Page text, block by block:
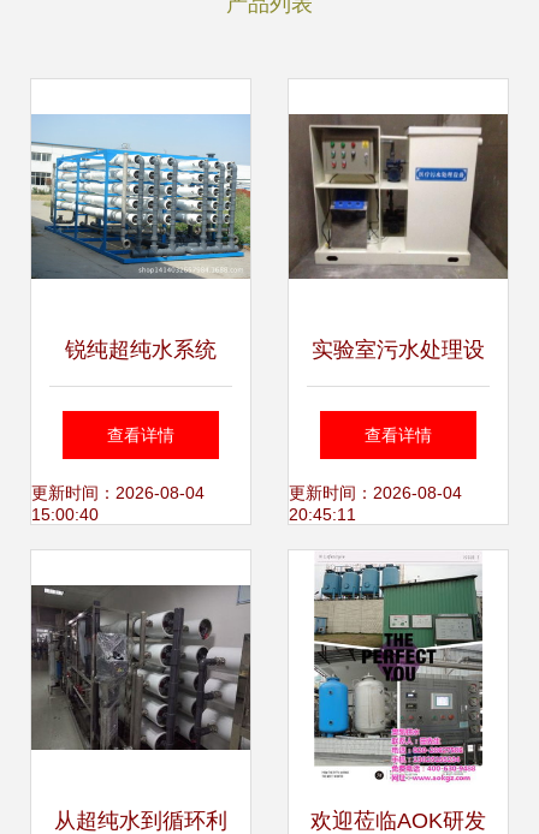
锐纯超纯水系统
RCEDI-5000超纯
水 超纯水装置供应
查看详情
更新时间：2026-08-04
15:00:40
实验室污水处理设
备全面解析与新型
研发成果
查看详情
更新时间：2026-08-04
20:45:11
从超纯水到循环利 欢迎莅临AOK研发